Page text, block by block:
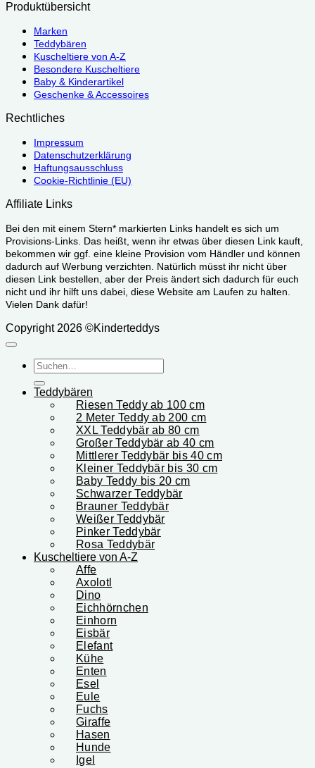
Produktübersicht
Marken
Teddybären
Kuscheltiere von A-Z
Besondere Kuscheltiere
Baby & Kinderartikel
Geschenke & Accessoires
Rechtliches
Impressum
Datenschutzerklärung
Haftungsausschluss
Cookie-Richtlinie (EU)
Affiliate Links
Bei den mit einem Stern* markierten Links handelt es sich um
Provisions-Links. Das heißt, wenn ihr etwas über diesen Link kauft,
bekommen wir ggf. eine kleine Provision vom Händler und können
dadurch auf Werbung verzichten. Natürlich müsst ihr nicht über
diesen Link bestellen, aber der Preis ändert sich dadurch für euch
nicht und ihr hilft uns dabei, diese Website am Laufen zu halten.
Vielen Dank dafür!
Copyright 2026 ©Kinderteddys
Suchen
nach:
Teddybären
Riesen Teddy ab 100 cm
2 Meter Teddy ab 200 cm
XXL Teddybär ab 80 cm
Großer Teddybär ab 40 cm
Mittlerer Teddybär bis 40 cm
Kleiner Teddybär bis 30 cm
Baby Teddy bis 20 cm
Schwarzer Teddybär
Brauner Teddybär
Weißer Teddybär
Pinker Teddybär
Rosa Teddybär
Kuscheltiere von A-Z
Affe
Axolotl
Dino
Eichhörnchen
Einhorn
Eisbär
Elefant
Kühe
Enten
Esel
Eule
Fuchs
Giraffe
Hasen
Hunde
Igel